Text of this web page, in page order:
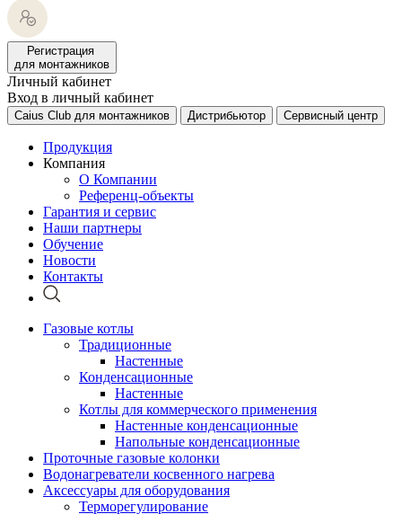
Регистрация
для монтажников
Личный кабинет
Вход в личный кабинет
Caius Club для монтажников Дистрибьютор Сервисный центр
Продукция
Компания
О Компании
Референц-объекты
Гарантия и сервис
Наши партнеры
Обучение
Новости
Контакты
Газовые котлы
Традиционные
Настенные
Конденсационные
Настенные
Котлы для коммерческого применения
Настенные конденсационные
Напольные конденсационные
Проточные газовые колонки
Водонагреватели косвенного нагрева
Аксессуары для оборудования
Терморегулирование